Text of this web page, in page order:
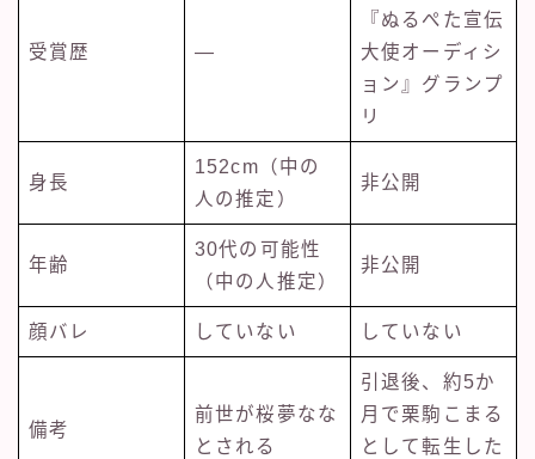
受賞歴 ―
『ぬるぺた宣伝
大使オーディシ
ョン』グランプ
リ
身長
152cm（中の
人の推定）
非公開
年齢
30代の可能性
（中の人推定）
非公開
顔バレ していない していない
備考
前世が桜夢なな
とされる
引退後、約5か
月で栗駒こまる
として転生した